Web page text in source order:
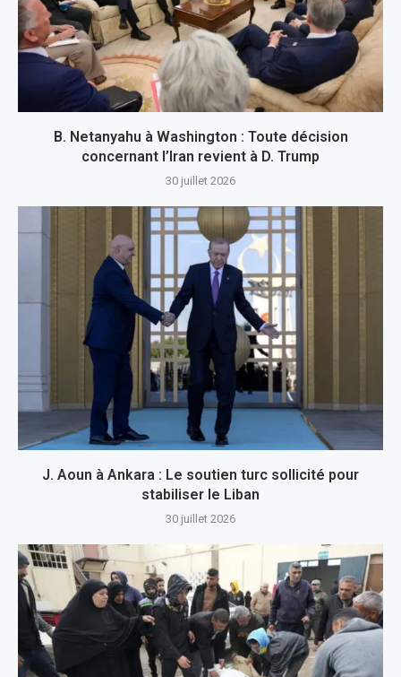
B. Netanyahu à Washington : Toute décision
concernant l’Iran revient à D. Trump
30 juillet 2026
J. Aoun à Ankara : Le soutien turc sollicité pour
stabiliser le Liban
30 juillet 2026